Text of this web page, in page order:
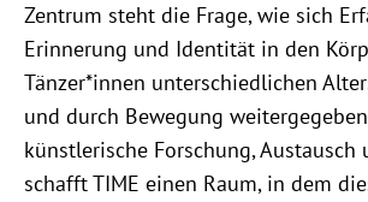
Zentrum steht die Frage, wie sich
Erinnerung und Identität in den
Tänzer*innen unterschiedlichen
und durch Bewegung
künstlerische Forschung, Austausch
schafft TIME einen Raum, in dem